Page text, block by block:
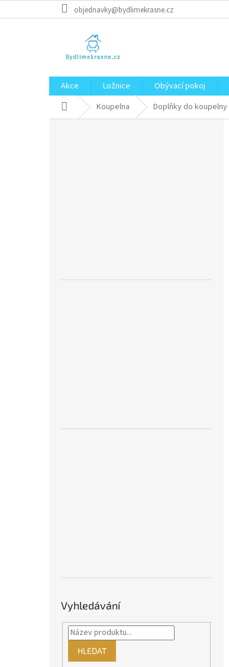
na
objednavky@bydlimekrasne.cz
Akce Ložnice Obývací pokoj
Domů Koupelna Doplňky do koupelny
Vyhledávání
HLEDAT